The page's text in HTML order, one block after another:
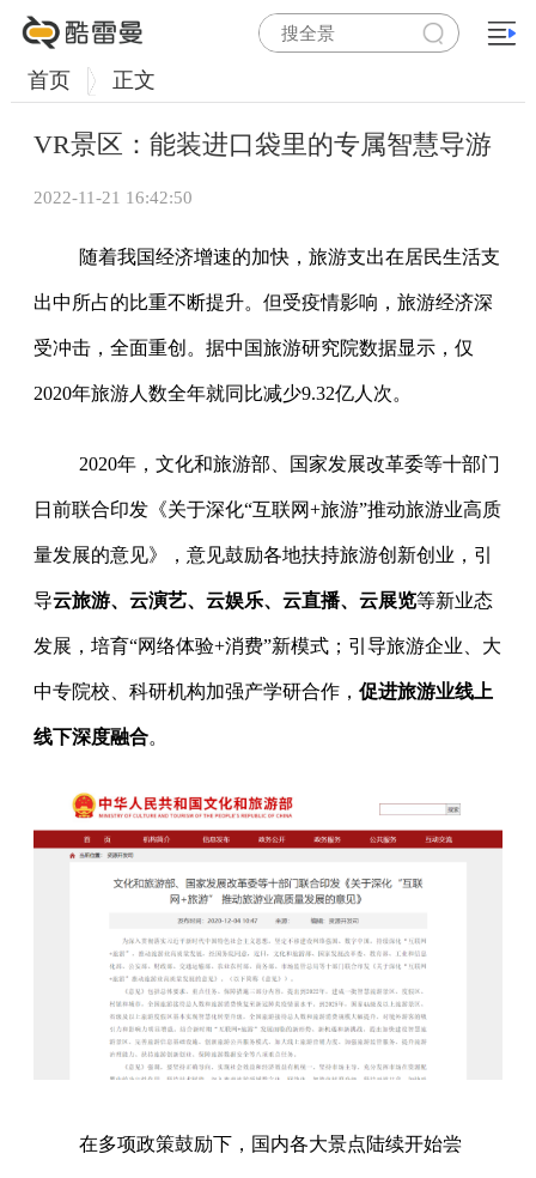
首页 正文
VR景区：能装进口袋里的专属智慧导游
2022-11-21 16:42:50
随着我国经济增速的加快，旅游支出在居民生活支
出中所占的比重不断提升。但受疫情影响，旅游经济深
受冲击，全面重创。据中国旅游研究院数据显示，仅
2020年旅游人数全年就同比减少9.32亿人次。
2020年，文化和旅游部、国家发展改革委等十部门
日前联合印发《关于深化“互联网+旅游”推动旅游业高质
量发展的意见》，意见鼓励各地扶持旅游创新创业，引
导云旅游、云演艺、云娱乐、云直播、云展览等新业态
发展，培育“网络体验+消费”新模式；引导旅游企业、大
中专院校、科研机构加强产学研合作， 促进旅游业线上
线下深度融合。
在多项政策鼓励下，国内各大景点陆续开始尝